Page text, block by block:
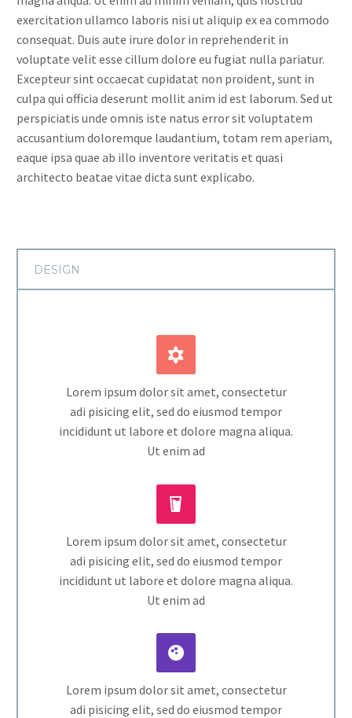
exercitation ullamco laboris nisi ut aliquip ex ea commodo
consequat. Duis aute irure dolor in reprehenderit in
voluptate velit esse cillum dolore eu fugiat nulla pariatur.
Excepteur sint occaecat cupidatat non proident, sunt in
culpa qui officia deserunt mollit anim id est laborum. Sed ut
perspiciatis unde omnis iste natus error sit voluptatem
accusantium doloremque laudantium, totam rem aperiam,
eaque ipsa quae ab illo inventore veritatis et quasi
architecto beatae vitae dicta sunt explicabo.
DESIGN


Lorem ipsum dolor sit amet, consectetur
adi pisicing elit, sed do eiusmod tempor
incididunt ut labore et dolore magna aliqua.
Ut enim ad


Lorem ipsum dolor sit amet, consectetur
adi pisicing elit, sed do eiusmod tempor
incididunt ut labore et dolore magna aliqua.
Ut enim ad


Lorem ipsum dolor sit amet, consectetur
adi pisicing elit, sed do eiusmod tempor